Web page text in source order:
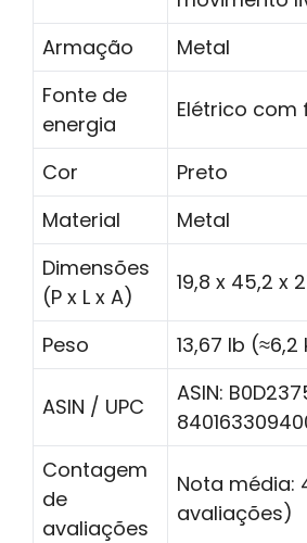
Armação
Metal
Fonte de
energia
Elétrico com
Cor
Preto
Material
Metal
Dimensões
(P x L x A)
19,8 x 45,2 x
Peso 13,67 lb (≈6,2
ASIN / UPC
ASIN:
Contagem
de
avaliações
Nota média:
avaliações)